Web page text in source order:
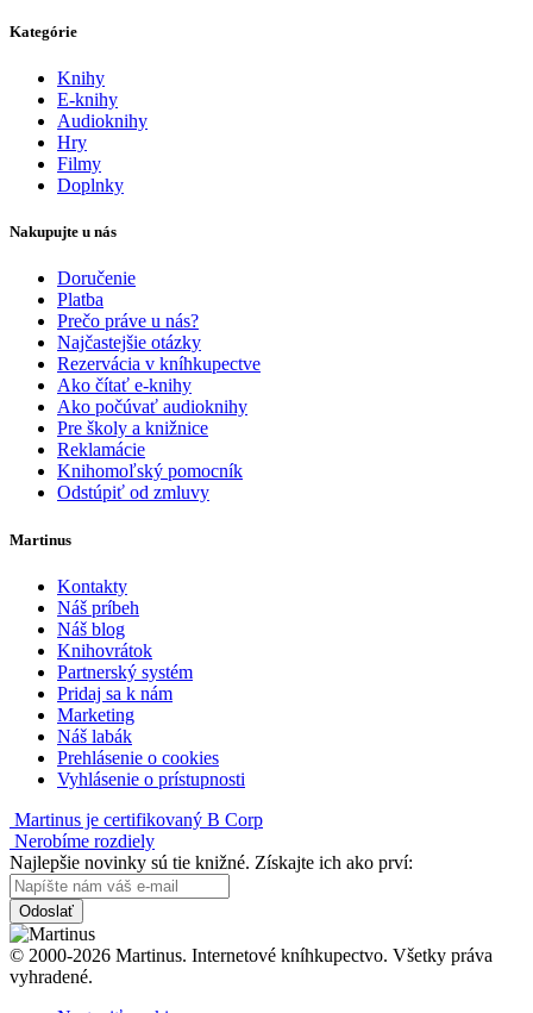
Kategórie
Knihy
E-knihy
Audioknihy
Hry
Filmy
Doplnky
Nakupujte u nás
Doručenie
Platba
Prečo práve u nás?
Najčastejšie otázky
Rezervácia v kníhkupectve
Ako čítať e-knihy
Ako počúvať audioknihy
Pre školy a knižnice
Reklamácie
Knihomoľský pomocník
Odstúpiť od zmluvy
Martinus
Kontakty
Náš príbeh
Náš blog
Knihovrátok
Partnerský systém
Pridaj sa k nám
Marketing
Náš labák
Prehlásenie o cookies
Vyhlásenie o prístupnosti
Martinus je certifikovaný B Corp
Nerobíme rozdiely
Najlepšie novinky sú tie knižné. Získajte ich ako prví:
Odoslať
© 2000-2026 Martinus. Internetové kníhkupectvo. Všetky práva
vyhradené.